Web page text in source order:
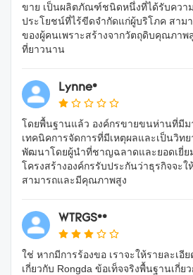
ขาย เป็นผลิตภัณฑ์ชนิดหนึ่งที่ได้รับควา
ประโยชน์ที่ไร้ขีดจำกัดแก่ผู้บริโภค สาม
ของผู้คนเพราะสร้างจากวัตถุดิบคุณภาพ
ที่ยาวนาน
Lynne*
โดยพื้นฐานแล้ว องค์กรขายขนห่านที่มีม
เทคนิคการจัดการที่มีเหตุผลและเป็นวิท
พัฒนาโดยผู้นำที่ชาญฉลาดและยอดเยี่ย
โครงสร้างองค์กรรับประกันว่าธุรกิจจะ
สามารถและมีคุณภาพสูง
WTRGS**
ใช่ หากมีการร้องขอ เราจะให้รายละเอี
เกี่ยวกับ Rongda ข้อเท็จจริงพื้นฐานเกี่